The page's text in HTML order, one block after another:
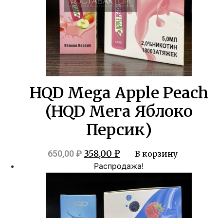
HQD Mega Apple Peach
(HQD Мега Яблоко
Персик)
650,00₽Первоначальная
цена
650,00 ₽.
358,00 ₽ Текущая
цена:
В корзину
Распродажа!